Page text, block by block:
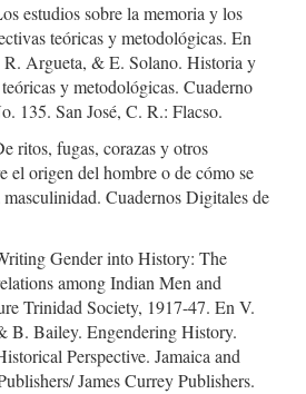
estudios sobre la memoria y los
teóricas y metodológicas. En
Argueta, & E. Solano. Historia y
y metodológicas. Cuaderno
135. San José, C. R.: Flacso.
ritos, fugas, corazas y otros
el origen del hombre o de cómo se
Cuadernos Digitales de
Gender into History: The
among Indian Men and
Trinidad Society, 1917-47. En V.
B. Bailey. Engendering History.
Perspective. Jamaica and
James Currey Publishers.